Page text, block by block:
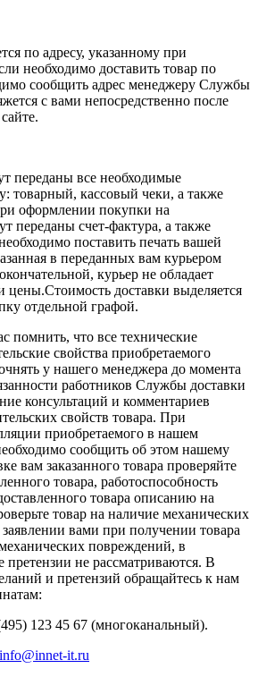
по адресу, указанному при
необходимо доставить товар по
сообщить адрес менеджеру Службы
с вами непосредственно после
переданы все необходимые
товарный, кассовый чеки, а также
оформлении покупки на
переданы счет-фактура, а также
поставить печать вашей
в переданных вам курьером
курьер не обладает
цены.Стоимость доставки выделяется
отдельной графой.
помнить, что все технические
свойства приобретаемого
у нашего менеджера до момента
работников Службы доставки
консультаций и комментариев
свойств товара. При
приобретаемого в нашем
сообщить об этом нашему
вам заказанного товара проверяйте
товара, работоспособность
товара описанию на
товар на наличие механических
вами при получении товара
повреждений, в
не рассматриваются. В
и претензий обращайтесь к нам
123 45 67 (многоканальный).
info@innet-it.ru